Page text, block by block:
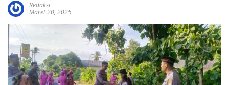
Redaksi
Maret 20, 2025